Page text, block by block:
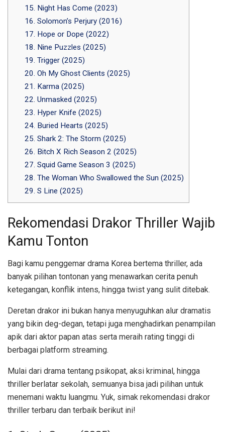
15. Night Has Come (2023)
16. Solomon’s Perjury (2016)
17. Hope or Dope (2022)
18. Nine Puzzles (2025)
19. Trigger (2025)
20. Oh My Ghost Clients (2025)
21. Karma (2025)
22. Unmasked (2025)
23. Hyper Knife (2025)
24. Buried Hearts (2025)
25. Shark 2: The Storm (2025)
26. Bitch X Rich Season 2 (2025)
27. Squid Game Season 3 (2025)
28. The Woman Who Swallowed the Sun (2025)
29. S Line (2025)
Rekomendasi Drakor Thriller Wajib
Kamu Tonton
Bagi kamu penggemar drama Korea bertema thriller, ada
banyak pilihan tontonan yang menawarkan cerita penuh
ketegangan, konflik intens, hingga twist yang sulit ditebak.
Deretan drakor ini bukan hanya menyuguhkan alur dramatis
yang bikin deg-degan, tetapi juga menghadirkan penampilan
apik dari aktor papan atas serta meraih rating tinggi di
berbagai platform streaming.
Mulai dari drama tentang psikopat, aksi kriminal, hingga
thriller berlatar sekolah, semuanya bisa jadi pilihan untuk
menemani waktu luangmu. Yuk, simak rekomendasi drakor
thriller terbaru dan terbaik berikut ini!